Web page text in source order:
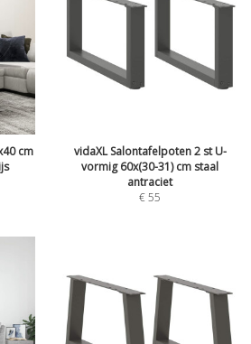
cm
vidaXL Salontafelpoten 2 st U-
vormig 60x(30-31) cm staal
antraciet
€55